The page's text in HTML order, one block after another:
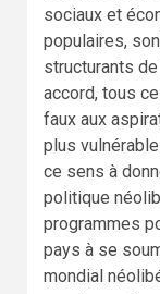
sociaux et
populaires,
structurants
accord, tous
faux aux
plus
ce sens à
politique
programmes
pays à se
mondial